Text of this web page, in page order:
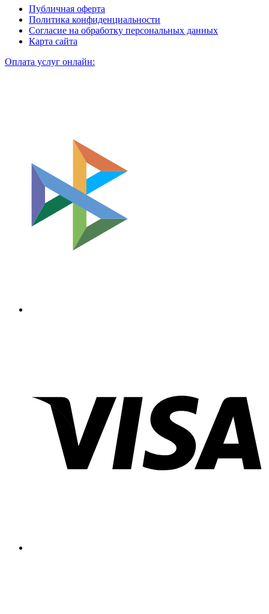
Публичная оферта
Политика конфиденциальности
Согласие на обработку персональных данных
Карта сайта
Оплата услуг онлайн: